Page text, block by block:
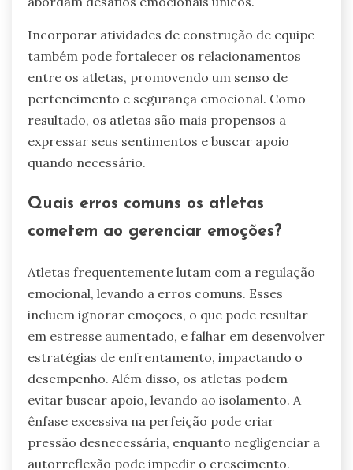
um ambiente de treinamento positivo.
Como os treinadores podem apoiar os
atletas na regulação emocional?
Treinadores podem apoiar os atletas na
regulação emocional implementando
treinamento de resiliência mental
apoio e ensinando estratégias de
enfrentamento. Esses métodos aumentam o
Sistemas eficazes de regulação emocional no
tênis incluem técnicas de mindfulness, práticas
de visualização e desenvolvimento de rotinas.
Por exemplo, incentivar os atletas a praticar
respiração profunda durante situações de alta
pressão pode reduzir significativamente os
níveis de ansiedade.
Além disso, os treinadores devem verificar
regularmente com os atletas para entender seus